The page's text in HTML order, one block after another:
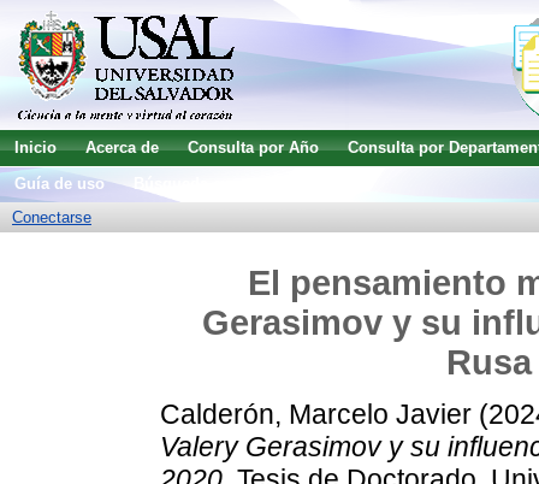
Inicio Acerca de Consulta por Año
Consulta por
Guía de uso
Conectarse
El pensamiento
Gerasimov y su
Rusa
Calderón, Marcelo Javier
Valery Gerasimov y su